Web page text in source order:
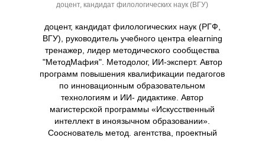
доцент, кандидат филологических наук (ВГУ)
доцент, кандидат филологических наук (РГФ,
ВГУ), руководитель учебного центра elearning
тренажер, лидер методического сообщества
"МетодМафия". Методолог, ИИ-эксперт. Автор
программ повышения квалификации педагогов
по инновационным образовательном
технологиям и ИИ- дидактике. Автор
магистерской программы «Искусственный
интеллект в иноязычном образовании».
Сооснователь метод. агентства, проектный